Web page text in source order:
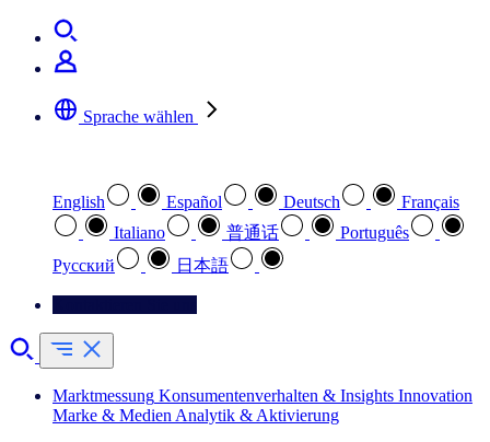
Sprache wählen
English Español Deutsch
Français
Italiano
普通话
Português
Pусский
日本語
Marktmessung Konsumentenverhalten & Insights Innovation
Marke & Medien Analytik & Aktivierung